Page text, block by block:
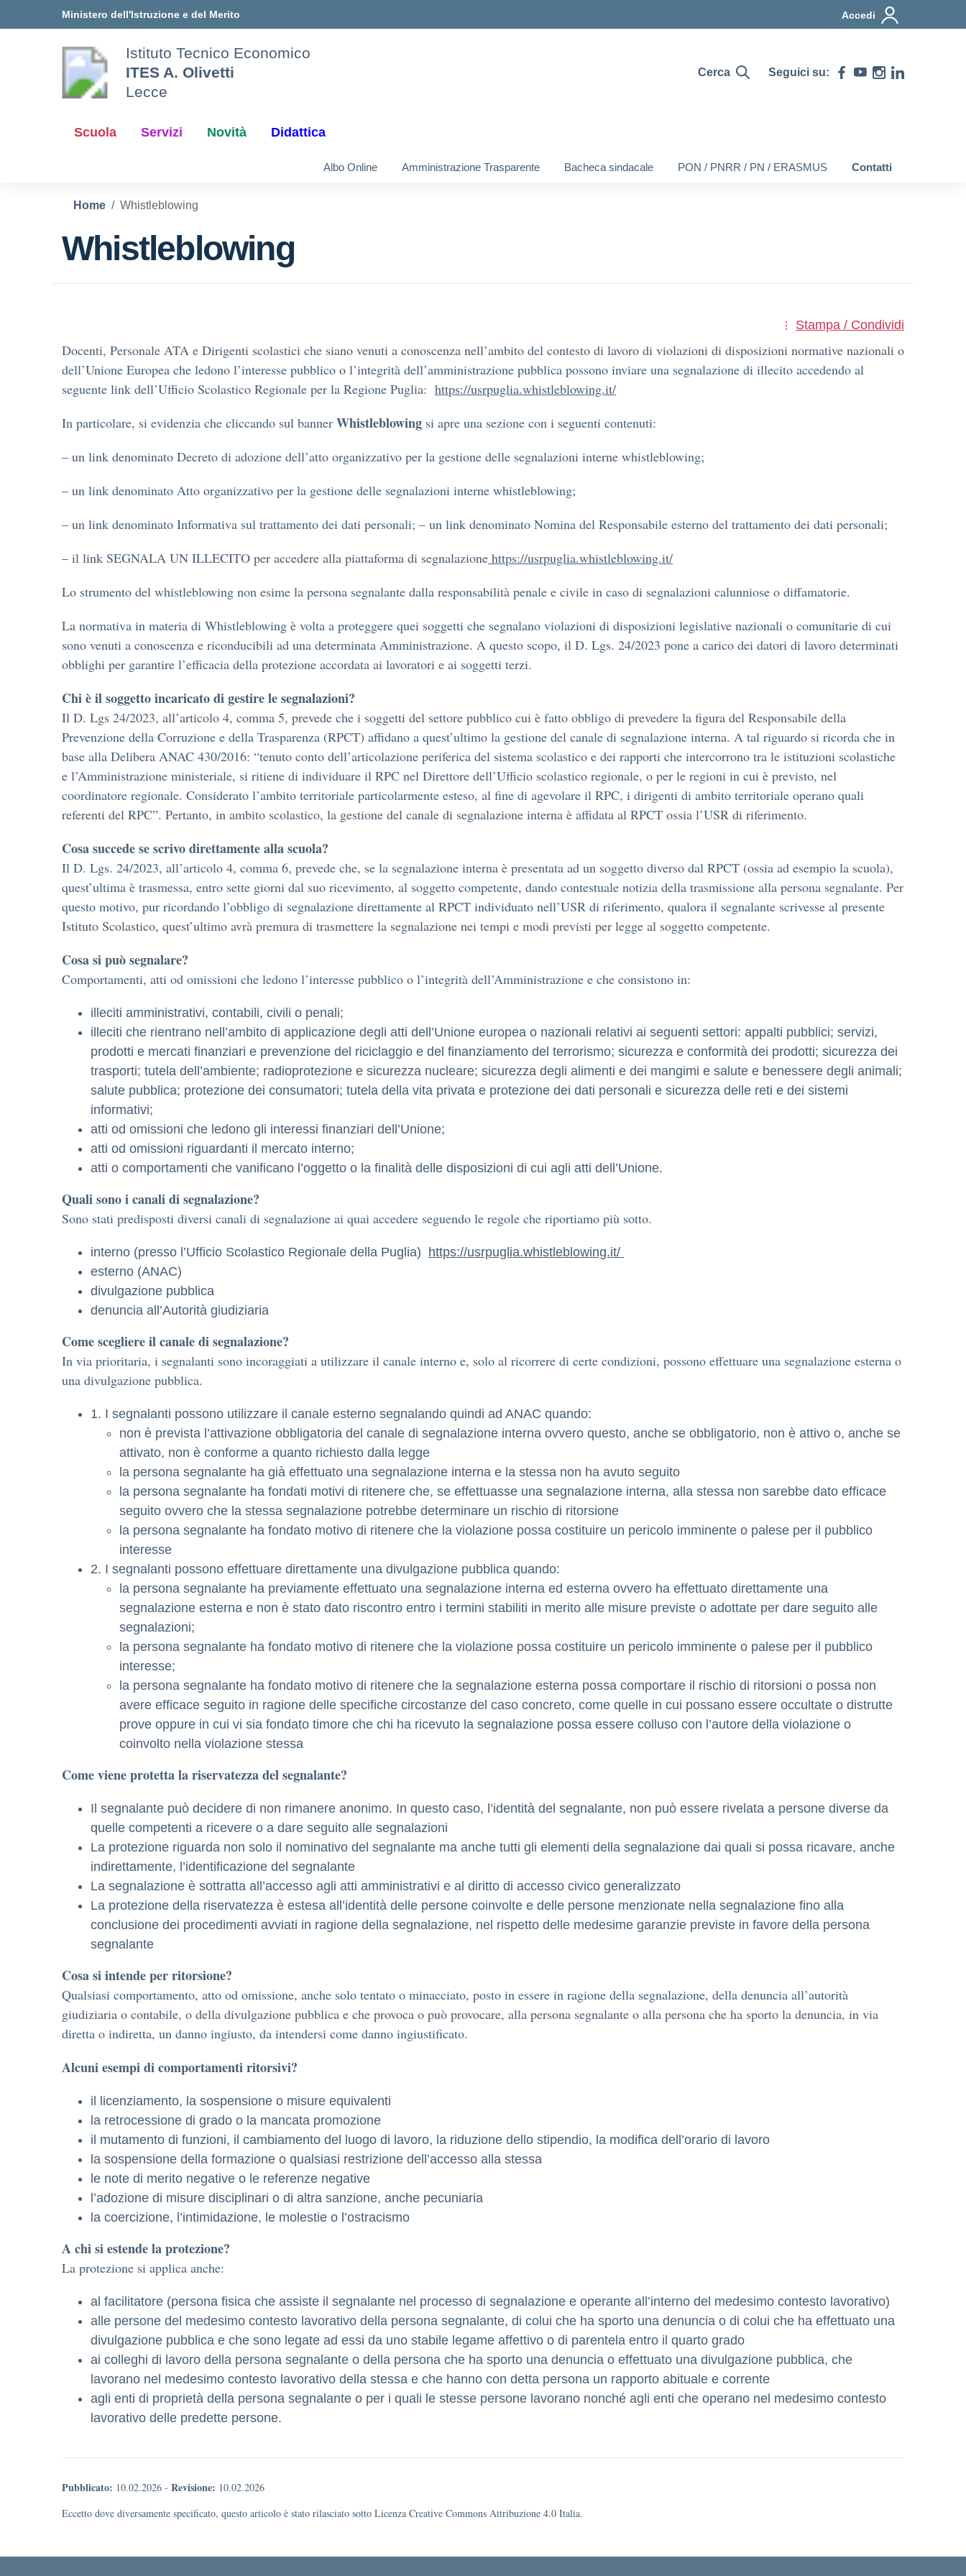
Ministero dell'Istruzione e del Merito Accedi
Istituto Tecnico Economico
ITES A. Olivetti
Lecce
Cerca Seguici su:
Scuola Servizi Novità Didattica
Albo Online Amministrazione Trasparente Bacheca sindacale PON / PNRR / PN / ERASMUS Contatti
Home Whistleblowing
Whistleblowing
Stampa / Condividi
Docenti, Personale ATA e Dirigenti scolastici che siano venuti a conoscenza nell’ambito del contesto di lavoro di violazioni di disposizioni normative nazionali o
dell’Unione Europea che ledono l’interesse pubblico o l’integrità dell’amministrazione pubblica possono inviare una segnalazione di illecito accedendo al
seguente link dell’Ufficio Scolastico Regionale per la Regione Puglia: https://usrpuglia.whistleblowing.it/
In particolare, si evidenzia che cliccando sul banner Whistleblowing si apre una sezione con i seguenti contenuti:
– un link denominato Decreto di adozione dell’atto organizzativo per la gestione delle segnalazioni interne whistleblowing;
– un link denominato Atto organizzativo per la gestione delle segnalazioni interne whistleblowing;
– un link denominato Informativa sul trattamento dei dati personali; – un link denominato Nomina del Responsabile esterno del trattamento dei dati personali;
– il link SEGNALA UN ILLECITO per accedere alla piattaforma di segnalazione https://usrpuglia.whistleblowing.it/
Lo strumento del whistleblowing non esime la persona segnalante dalla responsabilità penale e civile in caso di segnalazioni calunniose o diffamatorie.
La normativa in materia di Whistleblowing è volta a proteggere quei soggetti che segnalano violazioni di disposizioni legislative nazionali o comunitarie di cui
sono venuti a conoscenza e riconducibili ad una determinata Amministrazione. A questo scopo, il D. Lgs. 24/2023 pone a carico dei datori di lavoro determinati
obblighi per garantire l’efficacia della protezione accordata ai lavoratori e ai soggetti terzi.
Chi è il soggetto incaricato di gestire le segnalazioni?
Il D. Lgs 24/2023, all’articolo 4, comma 5, prevede che i soggetti del settore pubblico cui è fatto obbligo di prevedere la figura del Responsabile della
Prevenzione della Corruzione e della Trasparenza (RPCT) affidano a quest’ultimo la gestione del canale di segnalazione interna. A tal riguardo si ricorda che in
base alla Delibera ANAC 430/2016: “tenuto conto dell’articolazione periferica del sistema scolastico e dei rapporti che intercorrono tra le istituzioni scolastiche
e l’Amministrazione ministeriale, si ritiene di individuare il RPC nel Direttore dell’Ufficio scolastico regionale, o per le regioni in cui è previsto, nel
coordinatore regionale. Considerato l’ambito territoriale particolarmente esteso, al fine di agevolare il RPC, i dirigenti di ambito territoriale operano quali
referenti del RPC”. Pertanto, in ambito scolastico, la gestione del canale di segnalazione interna è affidata al RPCT ossia l’USR di riferimento.
Cosa succede se scrivo direttamente alla scuola?
Il D. Lgs. 24/2023, all’articolo 4, comma 6, prevede che, se la segnalazione interna è presentata ad un soggetto diverso dal RPCT (ossia ad esempio la scuola),
quest’ultima è trasmessa, entro sette giorni dal suo ricevimento, al soggetto competente, dando contestuale notizia della trasmissione alla persona segnalante. Per
questo motivo, pur ricordando l’obbligo di segnalazione direttamente al RPCT individuato nell’USR di riferimento, qualora il segnalante scrivesse al presente
Istituto Scolastico, quest’ultimo avrà premura di trasmettere la segnalazione nei tempi e modi previsti per legge al soggetto competente.
Cosa si può segnalare?
Comportamenti, atti od omissioni che ledono l’interesse pubblico o l’integrità dell’Amministrazione e che consistono in:
illeciti amministrativi, contabili, civili o penali;
illeciti che rientrano nell’ambito di applicazione degli atti dell’Unione europea o nazionali relativi ai seguenti settori: appalti pubblici; servizi,
prodotti e mercati finanziari e prevenzione del riciclaggio e del finanziamento del terrorismo; sicurezza e conformità dei prodotti; sicurezza dei
trasporti; tutela dell’ambiente; radioprotezione e sicurezza nucleare; sicurezza degli alimenti e dei mangimi e salute e benessere degli animali;
salute pubblica; protezione dei consumatori; tutela della vita privata e protezione dei dati personali e sicurezza delle reti e dei sistemi
informativi;
atti od omissioni che ledono gli interessi finanziari dell’Unione;
atti od omissioni riguardanti il mercato interno;
atti o comportamenti che vanificano l’oggetto o la finalità delle disposizioni di cui agli atti dell’Unione.
Quali sono i canali di segnalazione?
Sono stati predisposti diversi canali di segnalazione ai quai accedere seguendo le regole che riportiamo più sotto.
interno (presso l’Ufficio Scolastico Regionale della Puglia) https://usrpuglia.whistleblowing.it/
esterno (ANAC)
divulgazione pubblica
denuncia all’Autorità giudiziaria
Come scegliere il canale di segnalazione?
In via prioritaria, i segnalanti sono incoraggiati a utilizzare il canale interno e, solo al ricorrere di certe condizioni, possono effettuare una segnalazione esterna o
una divulgazione pubblica.
1. I segnalanti possono utilizzare il canale esterno segnalando quindi ad ANAC quando:
non è prevista l’attivazione obbligatoria del canale di segnalazione interna ovvero questo, anche se obbligatorio, non è attivo o, anche se
attivato, non è conforme a quanto richiesto dalla legge
la persona segnalante ha già effettuato una segnalazione interna e la stessa non ha avuto seguito
la persona segnalante ha fondati motivi di ritenere che, se effettuasse una segnalazione interna, alla stessa non sarebbe dato efficace
seguito ovvero che la stessa segnalazione potrebbe determinare un rischio di ritorsione
la persona segnalante ha fondato motivo di ritenere che la violazione possa costituire un pericolo imminente o palese per il pubblico
interesse
2. I segnalanti possono effettuare direttamente una divulgazione pubblica quando:
la persona segnalante ha previamente effettuato una segnalazione interna ed esterna ovvero ha effettuato direttamente una
segnalazione esterna e non è stato dato riscontro entro i termini stabiliti in merito alle misure previste o adottate per dare seguito alle
segnalazioni;
la persona segnalante ha fondato motivo di ritenere che la violazione possa costituire un pericolo imminente o palese per il pubblico
interesse;
la persona segnalante ha fondato motivo di ritenere che la segnalazione esterna possa comportare il rischio di ritorsioni o possa non
avere efficace seguito in ragione delle specifiche circostanze del caso concreto, come quelle in cui possano essere occultate o distrutte
prove oppure in cui vi sia fondato timore che chi ha ricevuto la segnalazione possa essere colluso con l’autore della violazione o
coinvolto nella violazione stessa
Come viene protetta la riservatezza del segnalante?
Il segnalante può decidere di non rimanere anonimo. In questo caso, l’identità del segnalante, non può essere rivelata a persone diverse da
quelle competenti a ricevere o a dare seguito alle segnalazioni
La protezione riguarda non solo il nominativo del segnalante ma anche tutti gli elementi della segnalazione dai quali si possa ricavare, anche
indirettamente, l’identificazione del segnalante
La segnalazione è sottratta all’accesso agli atti amministrativi e al diritto di accesso civico generalizzato
La protezione della riservatezza è estesa all’identità delle persone coinvolte e delle persone menzionate nella segnalazione fino alla
conclusione dei procedimenti avviati in ragione della segnalazione, nel rispetto delle medesime garanzie previste in favore della persona
segnalante
Cosa si intende per ritorsione?
Qualsiasi comportamento, atto od omissione, anche solo tentato o minacciato, posto in essere in ragione della segnalazione, della denuncia all’autorità
giudiziaria o contabile, o della divulgazione pubblica e che provoca o può provocare, alla persona segnalante o alla persona che ha sporto la denuncia, in via
diretta o indiretta, un danno ingiusto, da intendersi come danno ingiustificato.
Alcuni esempi di comportamenti ritorsivi?
il licenziamento, la sospensione o misure equivalenti
la retrocessione di grado o la mancata promozione
il mutamento di funzioni, il cambiamento del luogo di lavoro, la riduzione dello stipendio, la modifica dell’orario di lavoro
la sospensione della formazione o qualsiasi restrizione dell’accesso alla stessa
le note di merito negative o le referenze negative
l’adozione di misure disciplinari o di altra sanzione, anche pecuniaria
la coercizione, l’intimidazione, le molestie o l’ostracismo
A chi si estende la protezione?
La protezione si applica anche:
al facilitatore (persona fisica che assiste il segnalante nel processo di segnalazione e operante all’interno del medesimo contesto lavorativo)
alle persone del medesimo contesto lavorativo della persona segnalante, di colui che ha sporto una denuncia o di colui che ha effettuato una
divulgazione pubblica e che sono legate ad essi da uno stabile legame affettivo o di parentela entro il quarto grado
ai colleghi di lavoro della persona segnalante o della persona che ha sporto una denuncia o effettuato una divulgazione pubblica, che
lavorano nel medesimo contesto lavorativo della stessa e che hanno con detta persona un rapporto abituale e corrente
agli enti di proprietà della persona segnalante o per i quali le stesse persone lavorano nonché agli enti che operano nel medesimo contesto
lavorativo delle predette persone.
Pubblicato: 10.02.2026 - Revisione: 10.02.2026
Eccetto dove diversamente specificato, questo articolo è stato rilasciato sotto Licenza Creative Commons Attribuzione 4.0 Italia.